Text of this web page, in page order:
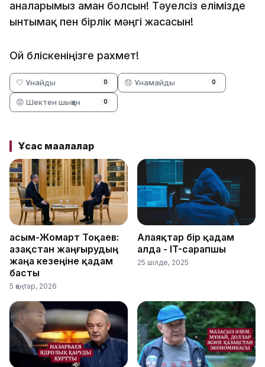
аналарымыз аман болсын! Тәуелсіз елімізде
ынтымақ пен бірлік мәңгі жасасын!
Ой бөліскеніңізге рахмет!
🤍 Ұнайды 0 😞 Ұнамайды 0
😡 Шектен шыққан 0
Ұқсас мақалалар
Қасым-Жомарт Тоқаев:
Қазақстан жаңғырудың
жаңа кезеңіне қадам
басты
5 қаңтар, 2026
Алаяқтар бір қадам
алда - IT-сарапшы
25 шілде, 2025